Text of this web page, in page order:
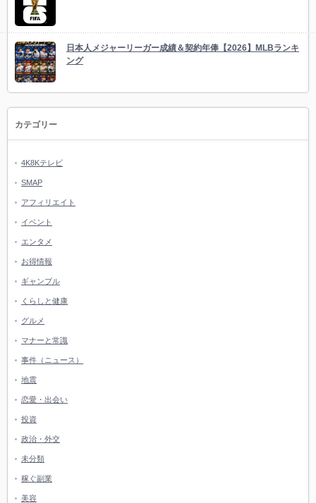
日本人メジャーリーガー成績＆契約年俸【2026】MLBランキ
ング
カテゴリー
4K8Kテレビ
SMAP
アフィリエイト
イベント
エンタメ
お得情報
ギャンブル
くらしと健康
グルメ
マナーと常識
事件（ニュース）
地震
恋愛・出会い
投資
政治・外交
未分類
稼ぐ副業
美容